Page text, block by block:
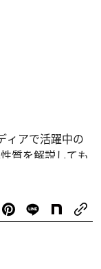
ィアで活躍中の
質を解説しても
いる職業なども